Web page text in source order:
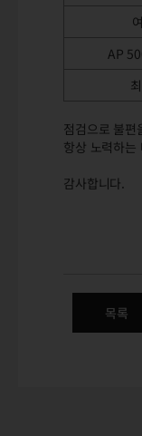
AP
점검으로 불편
항상 노력하는
감사합니다.
목록